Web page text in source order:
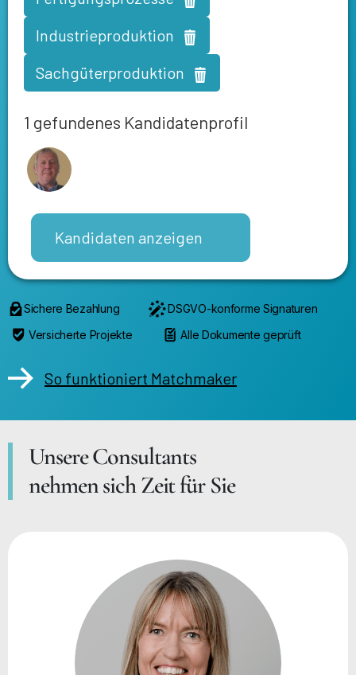
Industrieproduktion
Sachgüterproduktion
1 gefundenes Kandidatenprofil
Kandidaten anzeigen
Sichere Bezahlung
DSGVO-konforme Signaturen
Versicherte Projekte
Alle Dokumente geprüft
So funktioniert Matchmaker
Unsere Consultants
nehmen sich Zeit für Sie